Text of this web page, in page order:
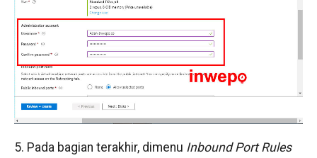
5. Pada bagian terakhir, dimenu Inbound Port Rules